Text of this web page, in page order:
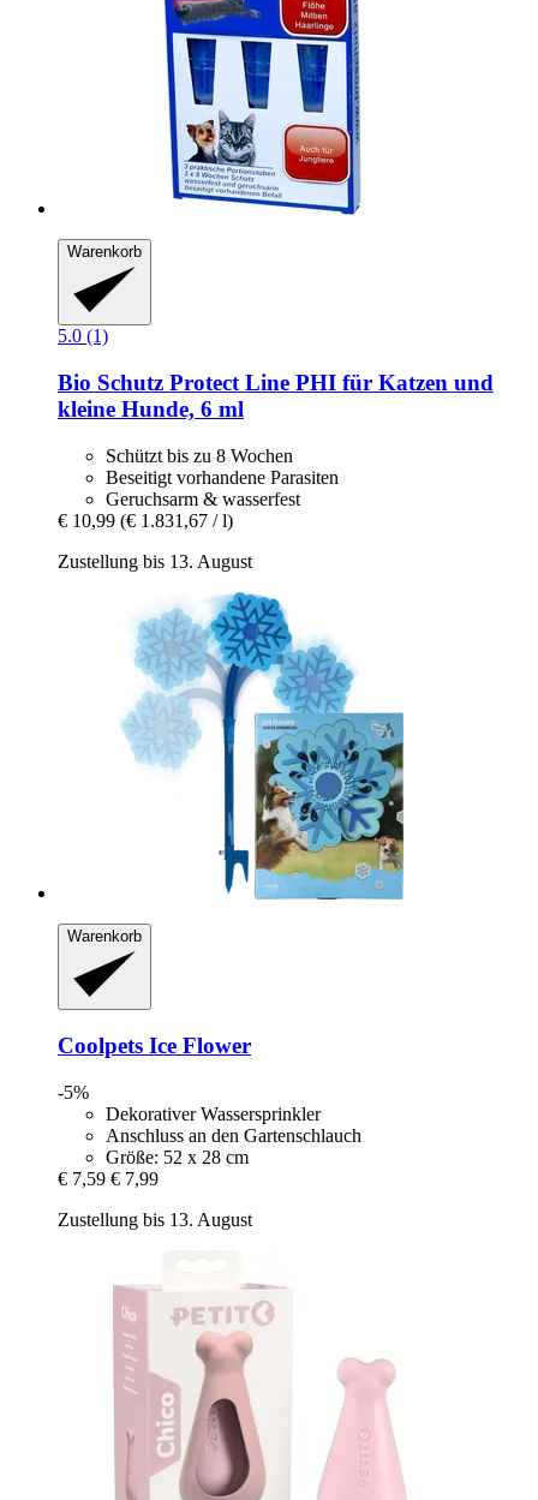
Warenkorb
5.0 (1)
Bio Schutz Protect Line PHI für Katzen und
kleine Hunde, 6 ml
Schützt bis zu 8 Wochen
Beseitigt vorhandene Parasiten
Geruchsarm & wasserfest
€ 10,99 (€ 1.831,67 / l)
Zustellung bis 13. August
Warenkorb
Coolpets Ice Flower
-5%
Dekorativer Wassersprinkler
Anschluss an den Gartenschlauch
Größe: 52 x 28 cm
€ 7,59 € 7,99
Zustellung bis 13. August